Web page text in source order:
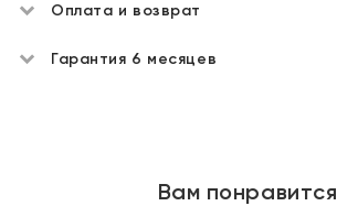
Оплата и возврат
Гарантия 6 месяцев
Вам понравится